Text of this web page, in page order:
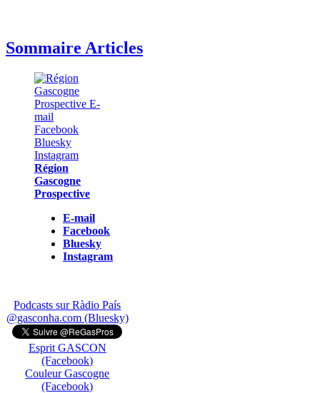
Sommaire Articles
Région
Gascogne
Prospective
E-mail
Facebook
Bluesky
Instagram
Podcasts sur Ràdio País
@gasconha.com (Bluesky)
Esprit GASCON
(Facebook)
Couleur Gascogne
(Facebook)